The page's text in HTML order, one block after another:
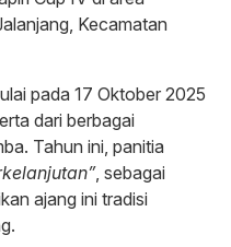
Kecamatan
pada 17 Oktober 2025
dari berbagai
Tahun ini, panitia
, sebagai
ajang ini tradisi